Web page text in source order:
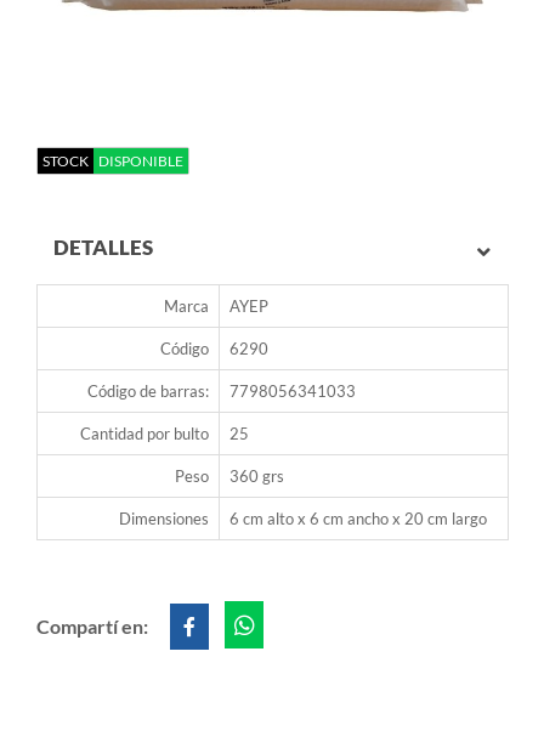
STOCK DISPONIBLE
DETALLES
Marca AYEP
Código 6290
Código de barras: 7798056341033
Cantidad por bulto 25
Peso 360 grs
Dimensiones 6 cm alto x 6 cm ancho x 20 cm largo
Compartí en: